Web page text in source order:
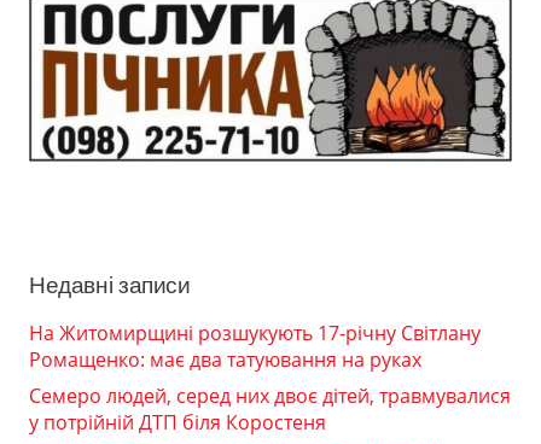
Недавні записи
На Житомирщині розшукують 17-річну Світлану
Ромащенко: має два татуювання на руках
Семеро людей, серед них двоє дітей, травмувалися
у потрійній ДТП біля Коростеня